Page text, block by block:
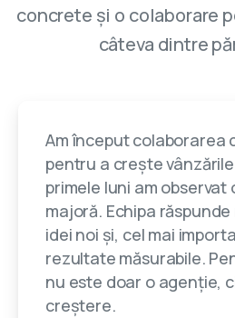
concrete și o colaborare
câteva dintre
Am început colaborarea
pentru a crește
primele luni am observat
majoră. Echipa
idei noi și, cel mai
rezultate măsurabile.
nu este doar o agenție,
creștere.